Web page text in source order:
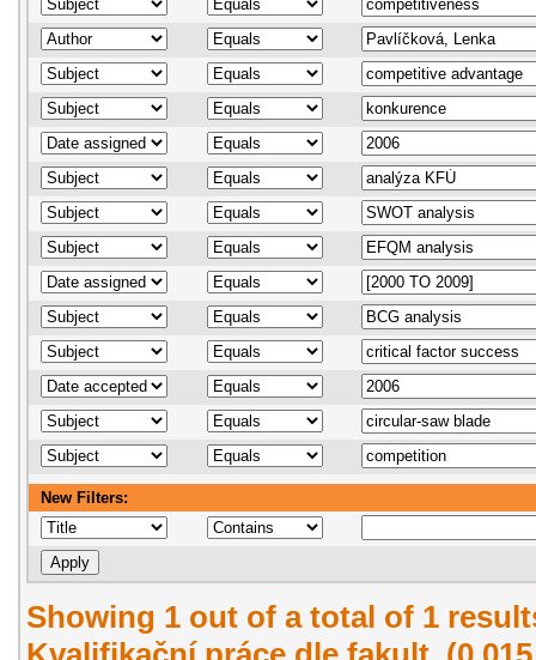
New Filters:
Showing 1 out of a total of 1